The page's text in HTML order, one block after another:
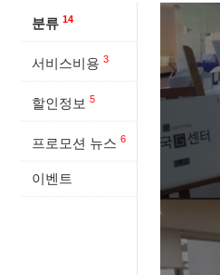
분류 14
서비스비용 3
할인정보 5
프로모션 뉴스 6
이벤트